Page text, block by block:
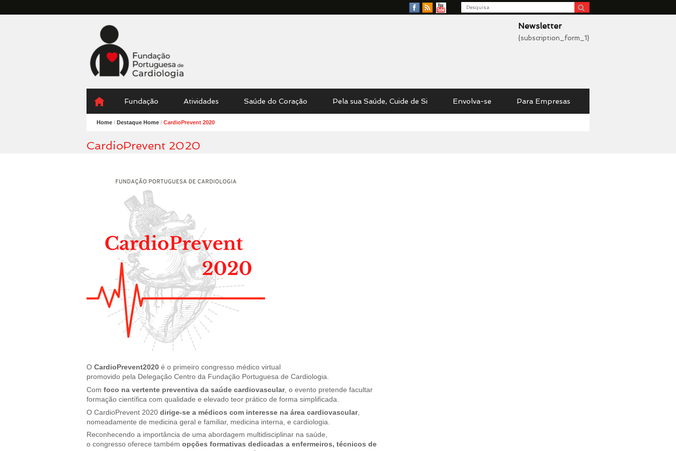
Facebook
RSS
YouTube
Search
Fundação
Portuguesa
Cardiologia
Newsletter
{subscription_form_1}
Menu
content
Fundação Atividades Saúde do Coração Pela sua Saúde, Cuide de Si Envolva-se Para Empresas
Home / Destaque Home / CardioPrevent 2020
CardioPrevent 2020
O CardioPrevent2020 é o primeiro congresso médico virtual
promovido pela Delegação Centro da Fundação Portuguesa de Cardiologia.
Com foco na vertente preventiva da saúde cardiovascular, o evento pretende facultar
formação científica com qualidade e elevado teor prático de forma simplificada.
O CardioPrevent 2020 dirige-se a médicos com interesse na área cardiovascular,
nomeadamente de medicina geral e familiar, medicina interna, e cardiologia.
Reconhecendo a importância de uma abordagem multidisciplinar na saúde,
o congresso oferece também opções formativas dedicadas a enfermeiros, técnicos de